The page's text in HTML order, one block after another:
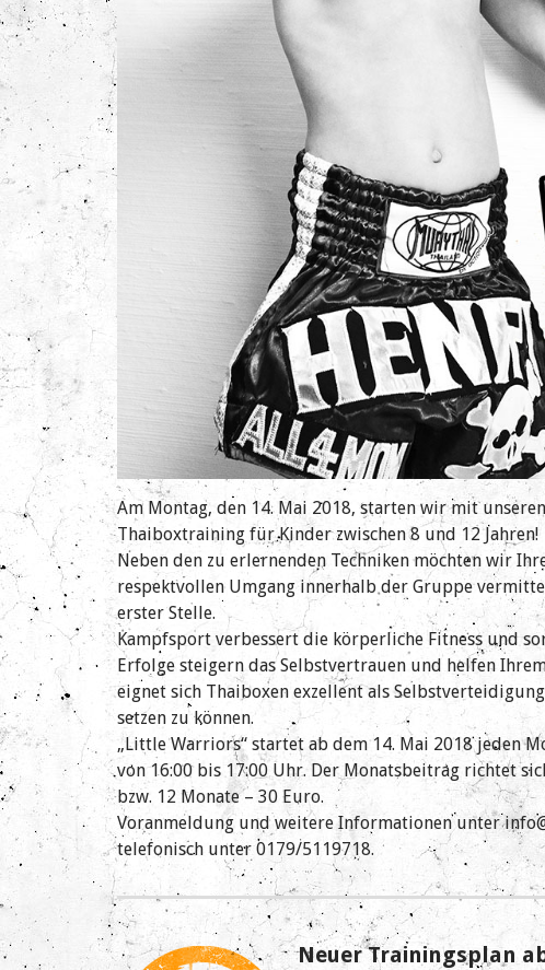
Am Montag, den 14. Mai 2018, starten wir mit
Thaiboxtraining für Kinder zwischen 8 und 12 Jahren!
Neben den zu erlernenden Techniken möchten wir
respektvollen Umgang innerhalb der Gruppe
erster Stelle.
Kampfsport verbessert die körperliche Fitness und
Erfolge steigern das Selbstvertrauen und helfen
eignet sich Thaiboxen exzellent als
setzen zu können.
„Little Warriors“ startet ab dem 14. Mai 2018 jeden
von 16:00 bis 17:00 Uhr. Der Monatsbeitrag richtet
bzw. 12 Monate – 30 Euro.
Voranmeldung und weitere Informationen unter
telefonisch unter 0179/5119718.
Neuer Trainingsplan